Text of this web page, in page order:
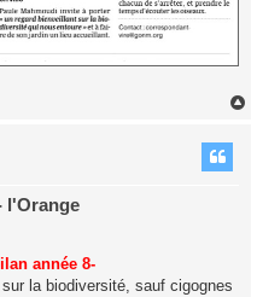
l'Orange
année 8-
la biodiversité, sauf cigognes